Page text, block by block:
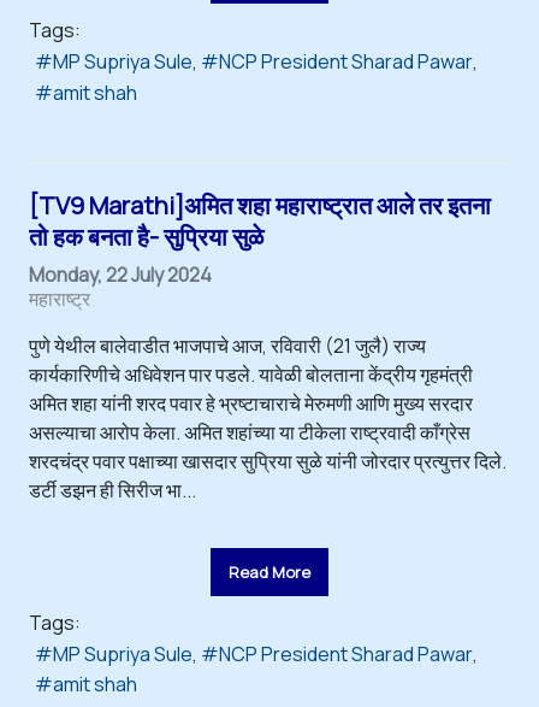
Tags:
MP Supriya Sule
NCP President Sharad Pawar
amit shah
[TV9 Marathi]अमित शहा महाराष्ट्रात आले तर इतना
तो हक बनता है- सुप्रिया सुळे
Monday, 22 July 2024
महाराष्ट्र
पुणे येथील बालेवाडीत भाजपाचे आज, रविवारी (21 जुलै) राज्य
कार्यकारिणीचे अधिवेशन पार पडले. यावेळी बोलताना केंद्रीय गृहमंत्री
अमित शहा यांनी शरद पवार हे भ्रष्टाचाराचे मेरुमणी आणि मुख्य सरदार
असल्याचा आरोप केला. अमित शहांच्या या टीकेला राष्ट्रवादी काँग्रेस
शरदचंद्र पवार पक्षाच्या खासदार सुप्रिया सुळे यांनी जोरदार प्रत्युत्तर दिले.
डर्टी डझन ही सिरीज भा...
Read More
Tags:
MP Supriya Sule
NCP President Sharad Pawar
amit shah